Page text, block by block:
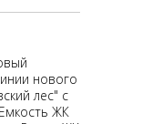
нового
лес" с
ЖК